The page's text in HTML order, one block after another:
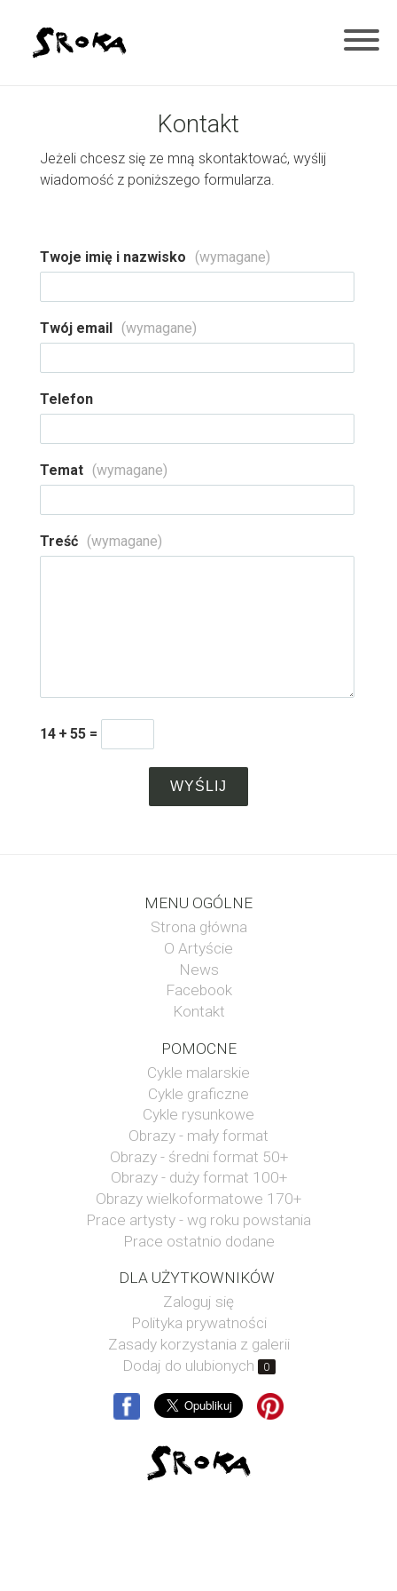
Kontakt
Jeżeli chcesz się ze mną skontaktować, wyślij
wiadomość z poniższego formularza.
Formularz
kontaktowy
Twoje imię i nazwisko (wymagane)
Twój email (wymagane)
Telefon
Temat (wymagane)
Treść (wymagane)
14 + 55=
MENU OGÓLNE
Strona główna
O Artyście
News
Facebook
Kontakt
POMOCNE
Cykle malarskie
Cykle graficzne
Cykle rysunkowe
Obrazy - mały format
Obrazy - średni format 50+
Obrazy - duży format 100+
Obrazy wielkoformatowe 170+
Prace artysty - wg roku powstania
Prace ostatnio dodane
DLA UŻYTKOWNIKÓW
Zaloguj się
Polityka prywatności
Zasady korzystania z galerii
Dodaj do ulubionych
0